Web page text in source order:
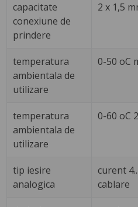
capacitate
conexiune de
prindere
2 x 1,5
temperatura
ambientala de
utilizare
0-50 oC
temperatura
ambientala de
utilizare
0-60 oC
tip iesire
analogica
curent
cablare